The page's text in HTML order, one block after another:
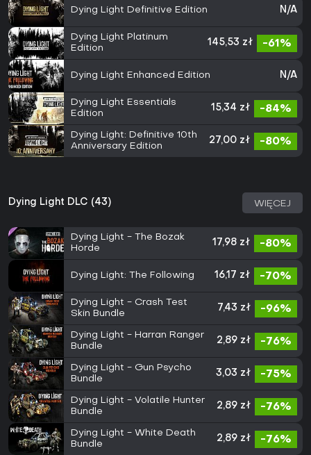
Dying Light Definitive Edition N/A
Dying Light Platinum
Edition
145,53 zł -61%
Dying Light Enhanced Edition N/A
Dying Light Essentials
Edition
15,34 zł -84%
Dying Light: Definitive 10th
Anniversary Edition
27,00 zł -80%
Dying Light DLC (43) WIĘCEJ
Dying Light - The Bozak
Horde
17,98 zł -80%
Dying Light: The Following 16,17 zł -70%
Dying Light - Crash Test
Skin Bundle
7,43 zł -96%
Dying Light - Harran Ranger
Bundle
2,89 zł -76%
Dying Light - Gun Psycho
Bundle
3,03 zł -75%
Dying Light - Volatile Hunter
Bundle
2,89 zł -76%
Dying Light - White Death
Bundle
2,89 zł -76%